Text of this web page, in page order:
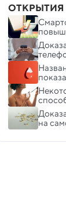
ОТКРЫТИЯ
раком
объем
мозга
на